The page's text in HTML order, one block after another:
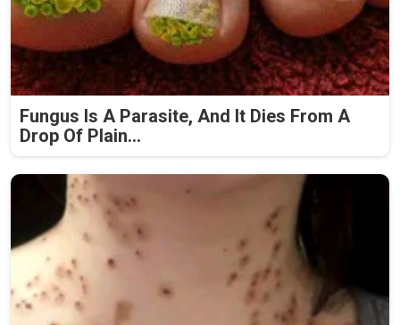
Fungus Is A Parasite, And It Dies From A
Drop Of Plain...